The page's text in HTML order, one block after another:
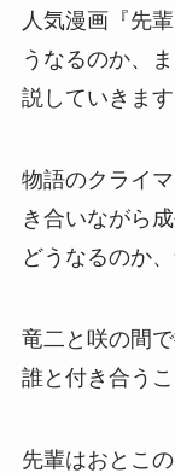
人気漫画『先
うなるのか、
説していきます
物語のクライ
き合いながら
どうなるのか
竜二と咲の間
誰と付き合う
先輩はおとこ